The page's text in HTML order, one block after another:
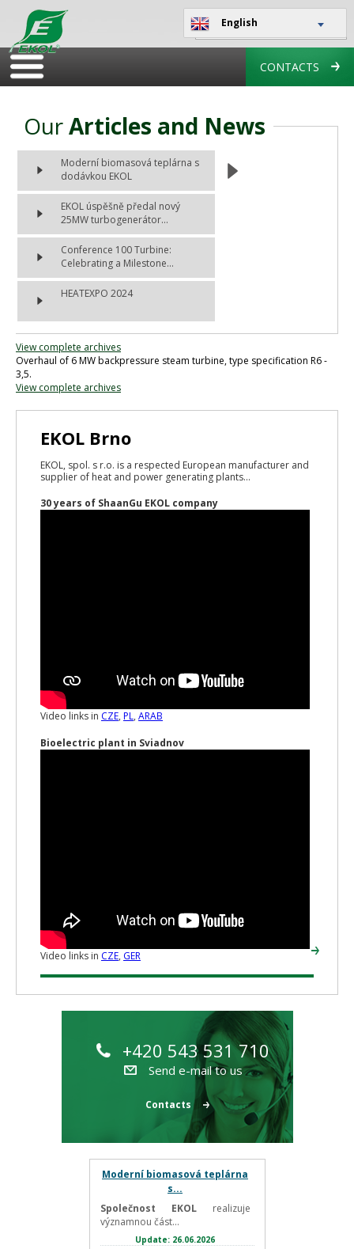
English
CONTACTS
OurArticles and News
Moderní biomasová teplárna s
dodávkou EKOL
EKOL úspěšně předal nový
25MW turbogenerátor...
Conference 100 Turbine:
Celebrating a Milestone...
HEATEXPO 2024
View complete archives
Overhaul of 6 MW backpressure steam turbine, type specification R6 -
3,5.
View complete archives
EKOL Brno
EKOL, spol. s r.o. is a respected European manufacturer and
supplier of heat and power generating plants...
30 years of ShaanGu EKOL company
Video links in CZE, PL, ARAB
Bioelectric plant in Sviadnov
Video links in CZE, GER
+420 543 531 710
Send e-mail to us
Contacts
Moderní biomasová teplárna
s...
Společnost EKOLrealizuje
významnou část...
Update: 26.06.2026